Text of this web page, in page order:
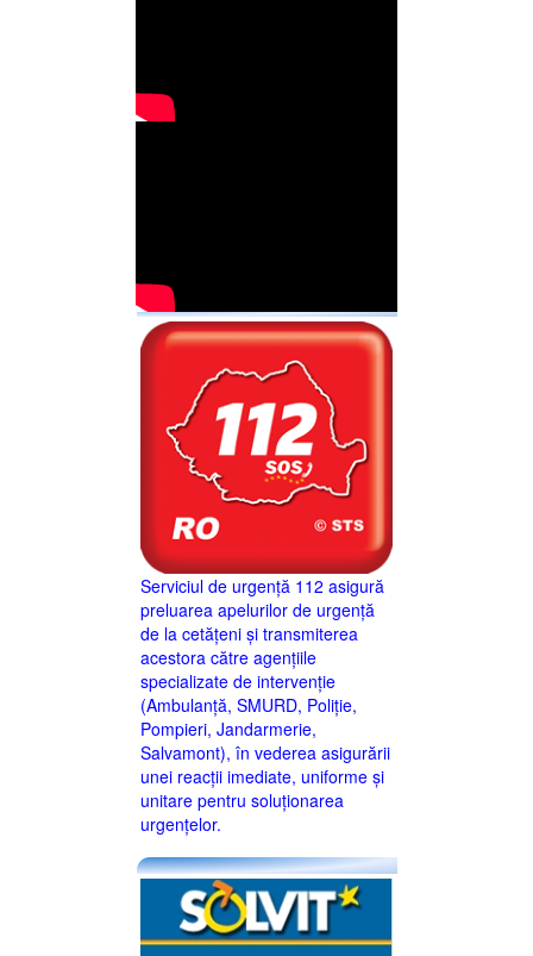
Serviciul de urgență 112 asigură
preluarea apelurilor de urgență
de la cetățeni și transmiterea
acestora către agențiile
specializate de intervenție
(Ambulanță, SMURD, Poliție,
Pompieri, Jandarmerie,
Salvamont), în vederea asigurării
unei reacții imediate, uniforme și
unitare pentru soluționarea
urgențelor.